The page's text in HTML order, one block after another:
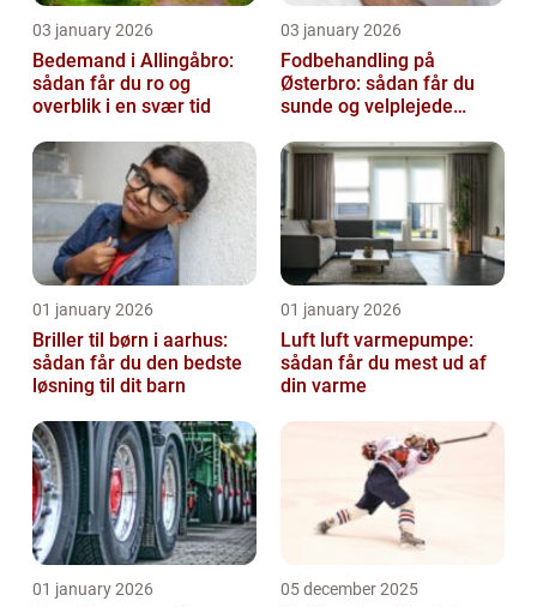
03 january 2026
Bedemand i Allingåbro:
sådan får du ro og
overblik i en svær tid
03 january 2026
Fodbehandling på
Østerbro: sådan får du
sunde og velplejede
01 january 2026
Briller til børn i aarhus:
sådan får du den bedste
løsning til dit barn
01 january 2026
Luft luft varmepumpe:
sådan får du mest ud af
din varme
01 january 2026 05 december 2025